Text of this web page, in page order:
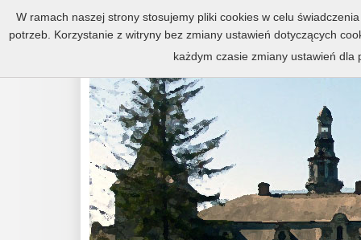
Zespół pałacowo-parkowy w
W ramach naszej strony stosujemy pliki cookies w celu
potrzeb. Korzystanie z witryny bez zmiany ustawień dotyczących
każdym czasie zmiany ustawień dla